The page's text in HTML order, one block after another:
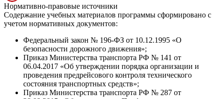
Нормативно-правовые источники
Содержание учебных материалов программы сформировано с
учетом нормативных документов:
Федеральный закон № 196-ФЗ от 10.12.1995 «О
безопасности дорожного движения»;
Приказ Министерства транспорта РФ № 141 от
06.04.2017 «Об утверждении порядка организации и
проведения предрейсового контроля технического
состояния транспортных средств»;
Приказ Министерства транспорта РФ № 287 от